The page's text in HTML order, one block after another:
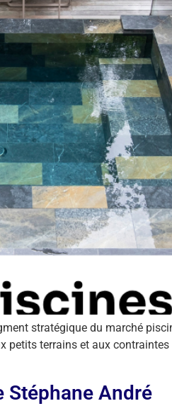
stratégique du marché
terrains et aux
Stéphane André